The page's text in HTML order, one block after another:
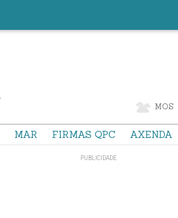
MOS
MAR FIRMAS QPC AXENDA